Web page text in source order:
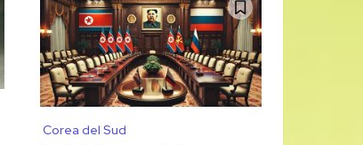
Corea del Sud